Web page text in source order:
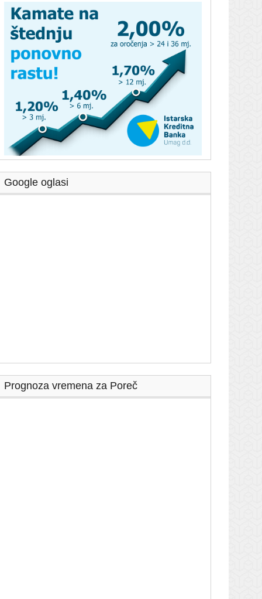
Google oglasi
Prognoza vremena za Poreč